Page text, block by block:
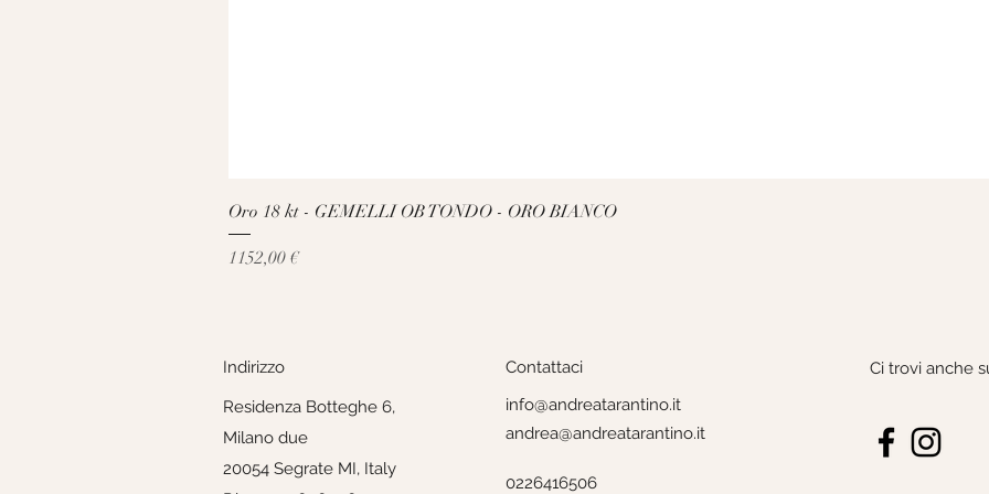
Oro 18 kt - GEMELLI OB TONDO - ORO BIANCO
Prezzo
1152,00 €
Indirizzo
Residenza Botteghe 6,
Milano due
20054 Segrate MI, Italy
Contattaci
info@andreatarantino.it
andrea@andreatarantino.it
0226416506
Ci trovi anche